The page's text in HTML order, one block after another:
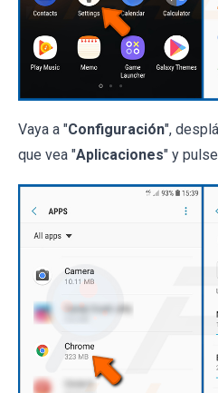
Vaya a "Configuración",
que vea "Aplicaciones" y